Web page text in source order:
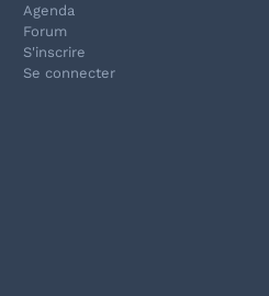
Agenda
Forum
S'inscrire
Se connecter